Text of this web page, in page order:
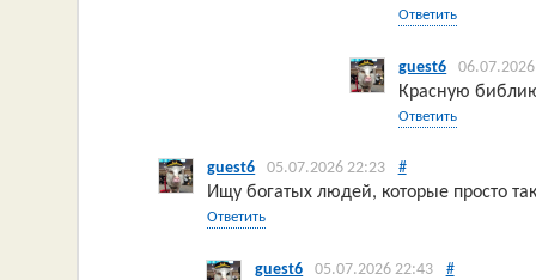
Ответить
guest6
Красную
Ответить
guest6 05.07.2026 22:23 #
Ищу богатых людей, которые просто
Ответить
guest6 05.07.2026 22:43 #